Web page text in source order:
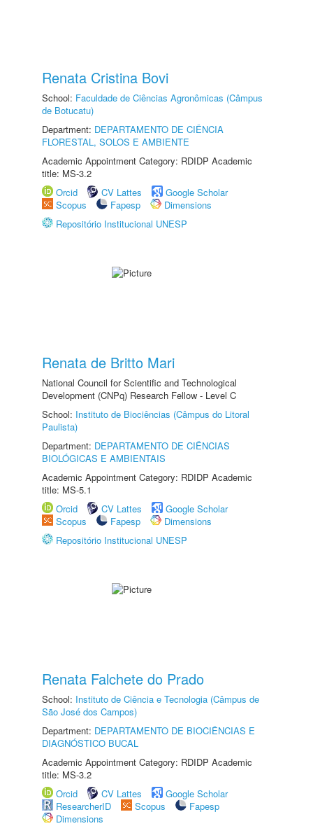
Renata Cristina Bovi
School: Faculdade de Ciências Agronômicas (Câmpus
de Botucatu)
Department: DEPARTAMENTO DE CIÊNCIA
FLORESTAL, SOLOS E AMBIENTE
Academic Appointment Category: RDIDP Academic
title: MS-3.2
Orcid
CV Lattes
Google Scholar
Scopus
Fapesp
Dimensions
Repositório Institucional UNESP
Renata de Britto Mari
National Council for Scientific and Technological
Development (CNPq) Research Fellow - Level C
School: Instituto de Biociências (Câmpus do Litoral
Paulista)
Department: DEPARTAMENTO DE CIÊNCIAS
BIOLÓGICAS E AMBIENTAIS
Academic Appointment Category: RDIDP Academic
title: MS-5.1
Orcid
CV Lattes
Google Scholar
Scopus
Fapesp
Dimensions
Repositório Institucional UNESP
Renata Falchete do Prado
School: Instituto de Ciência e Tecnologia (Câmpus de
São José dos Campos)
Department: DEPARTAMENTO DE BIOCIÊNCIAS E
DIAGNÓSTICO BUCAL
Academic Appointment Category: RDIDP Academic
title: MS-3.2
Orcid
CV Lattes
Google Scholar
ResearcherID
Scopus
Fapesp
Dimensions